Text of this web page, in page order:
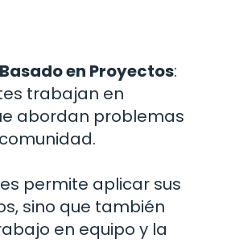
en Proyectos:
trabajan en
abordan problemas
permite aplicar sus
sino que también
en equipo y la